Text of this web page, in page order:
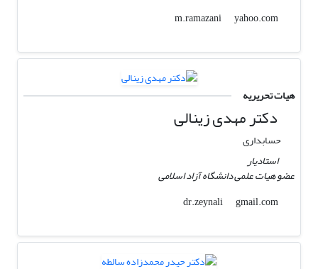
m.ramazani
yahoo.com
هیات تحریریه
دکتر مهدی زینالی
حسابداری
استادیار
عضو هیات علمی دانشگاه آزاد اسلامی
dr.zeynali
gmail.com